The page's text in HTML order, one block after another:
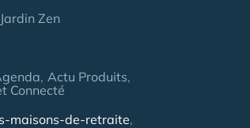
Jardin Zen
Actu Produits
Connecté
maisons-de-retraite